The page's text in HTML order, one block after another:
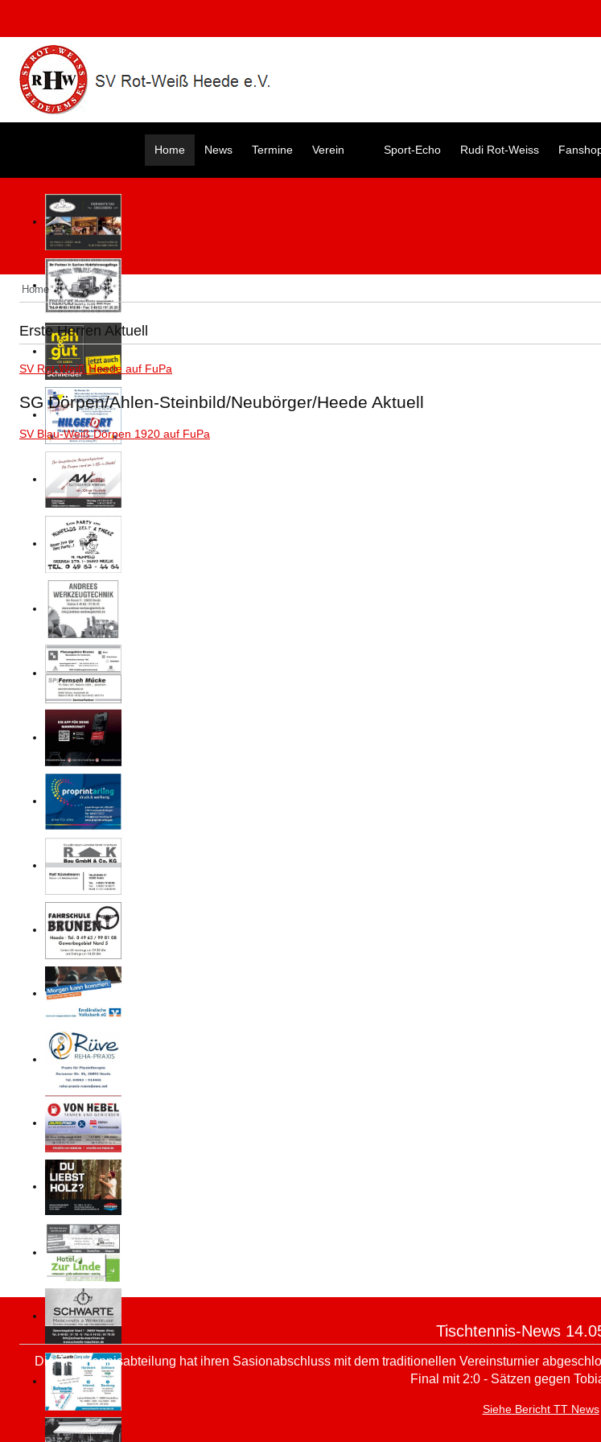
Home News Termine Verein Sport-Echo Rudi Rot-Weiss
Home
Erste Herren Aktuell
SV Rot-Weiß Heede auf FuPa
SG Dörpen/Ahlen-Steinbild/Neubörger/Heede Aktuell
SV Blau-Weiß Dörpen 1920 auf FuPa
Tischtennis-News
Die Tischtennisabteilung hat ihren Sasionabschluss mit dem traditionellen Vereinsturnier
Final mit 2:0 - Sätzen gegen
Siehe Bericht TT News